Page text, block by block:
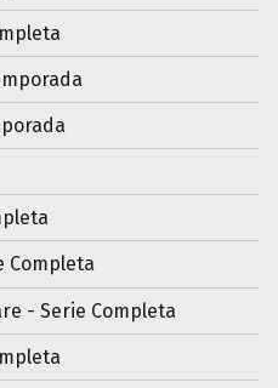
Completa
- Serie Completa